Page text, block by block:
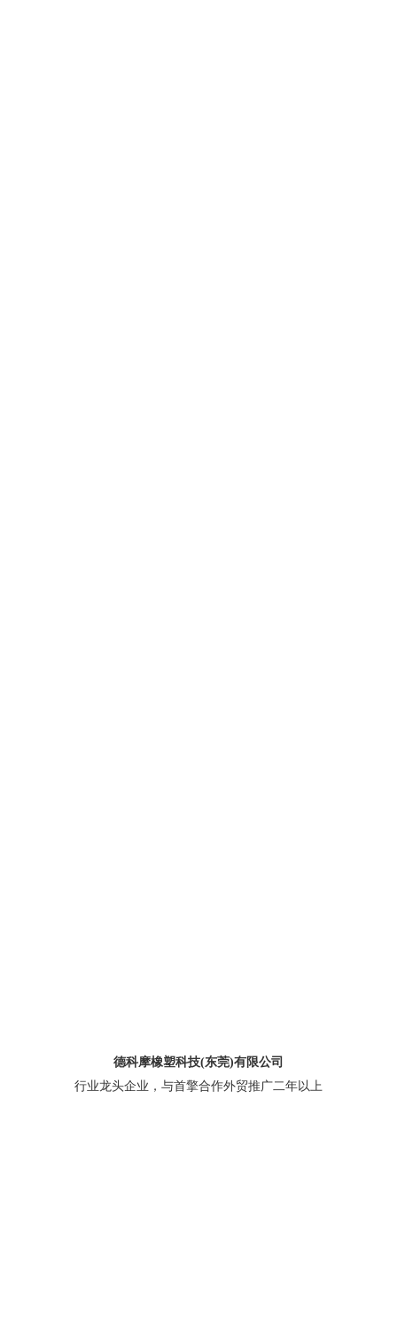
德科摩橡塑科技(东莞)有限公司
行业龙头企业，与首擎合作外贸推广二年以上